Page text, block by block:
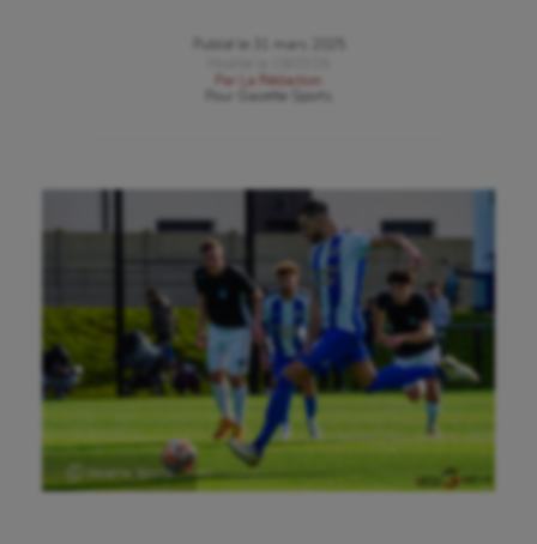
Publié le
31 mars 2025
Par
La Rédaction
Gazette Sports
Ⓒ Gazette Sports